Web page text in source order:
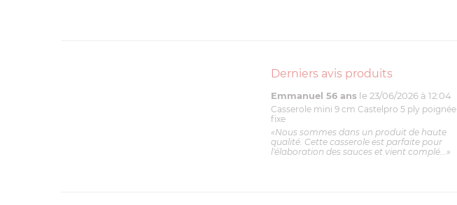
Derniers avis produits
Emmanuel 56 ans le 23/06/2026 à 12:04
Casserole mini 9 cm Castelpro 5 ply poignée
fixe
«Nous sommes dans un produit de haute
qualité. Cette casserole est parfaite pour
l'élaboration des sauces et vient complé...»